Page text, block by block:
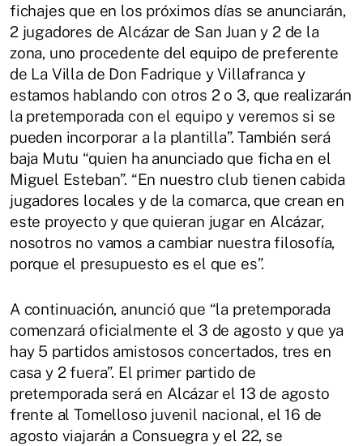
fichajes que en los próximos días se anunciarán,
2 jugadores de Alcázar de San Juan y 2 de la
zona, uno procedente del equipo de preferente
de La Villa de Don Fadrique y Villafranca y
estamos hablando con otros 2 o 3, que realizarán
la pretemporada con el equipo y veremos si se
pueden incorporar a la plantilla”. También será
baja Mutu “quien ha anunciado que ficha en el
Miguel Esteban”. “En nuestro club tienen cabida
jugadores locales y de la comarca, que crean en
este proyecto y que quieran jugar en Alcázar,
nosotros no vamos a cambiar nuestra filosofía,
porque el presupuesto es el que es”.
A continuación, anunció que “la pretemporada
comenzará oficialmente el 3 de agosto y que ya
hay 5 partidos amistosos concertados, tres en
casa y 2 fuera”. El primer partido de
pretemporada será en Alcázar el 13 de agosto
frente al Tomelloso juvenil nacional, el 16 de
agosto viajarán a Consuegra y el 22, se